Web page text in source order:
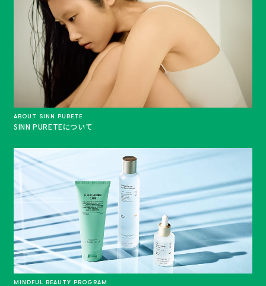
ABOUT SINN PURETE
SINN PURETEについて
MINDFUL BEAUTY PROGRAM